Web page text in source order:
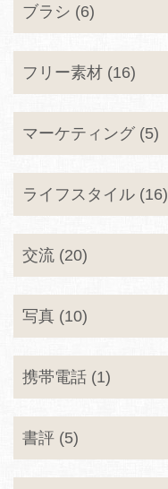
ブラシ (6)
フリー素材 (16)
マーケティング (5)
ライフスタイル (16)
交流 (20)
写真 (10)
携帯電話 (1)
書評 (5)